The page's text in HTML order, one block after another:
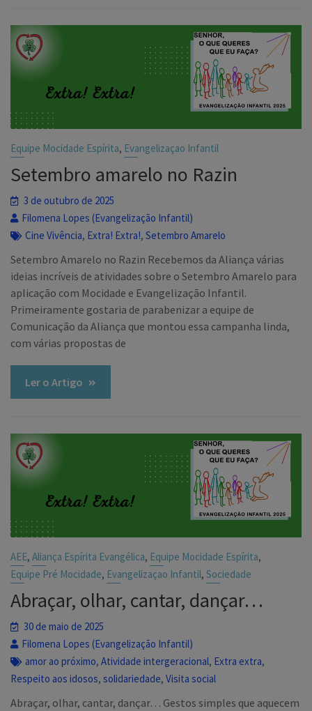
Equipe Mocidade Espírita, Evangelizaçao Infantil
Setembro amarelo no Razin
3 de outubro de 2025
Filomena Lopes (Evangelização Infantil)
Cine Vivência, Extra! Extra!,Setembro Amarelo
Setembro Amarelo no Razin Recebemos da Aliança várias
ideias incríveis de atividades sobre o Setembro Amarelo para
aplicação com Mocidade e Evangelização Infantil.
Primeiramente gostaria de parabenizar a equipe de
Comunicação da Aliança que montou essa campanha linda,
com várias propostas de
Ler o Artigo
AEE,Aliança Espírita Evangélica, Equipe Mocidade Espírita,
Equipe Pré Mocidade, Evangelizaçao Infantil,Sociedade
Abraçar, olhar, cantar, dançar…
30 de maio de 2025
Filomena Lopes (Evangelização Infantil)
amor ao próximo,Atividade intergeracional, Extra extra,
Respeito aos idosos,solidariedade,Visita social
Abraçar, olhar, cantar, dançar… Gestos simples que aquecem